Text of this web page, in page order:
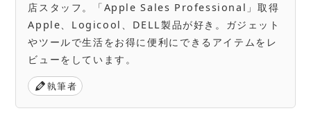
店スタッフ。「Apple Sales Professional」取得
Apple、Logicool、DELL製品が好き。ガジェット
やツールで生活をお得に便利にできるアイテムをレ
ビューをしています。
執筆者